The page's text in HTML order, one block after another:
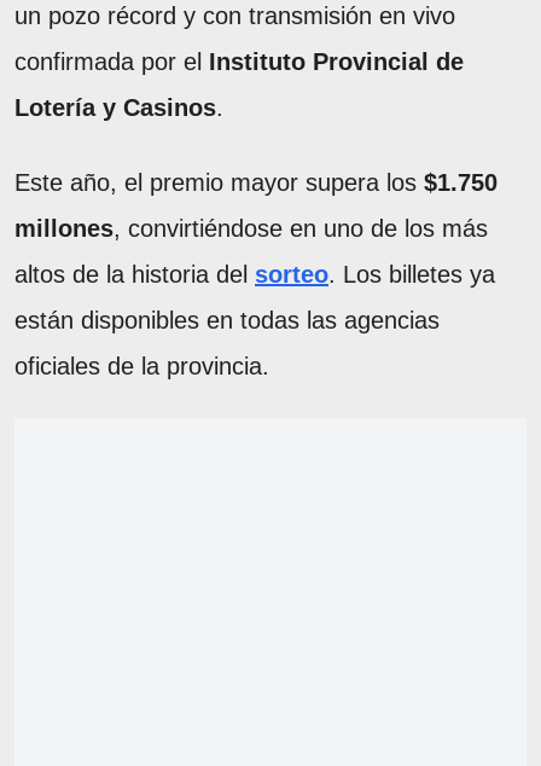
un pozo récord y con transmisión en vivo
confirmada por el Instituto Provincial de
Lotería y Casinos.
Este año, el premio mayor supera los $1.750
millones, convirtiéndose en uno de los más
altos de la historia del sorteo. Los billetes ya
están disponibles en todas las agencias
oficiales de la provincia.